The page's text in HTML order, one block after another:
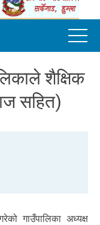
शैक्षिक
सहित)
गाउँपालिका अध्यक्ष